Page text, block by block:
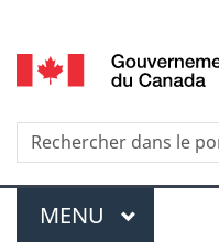
Recherche
Rechercher
dans
le
portail
Menu
MENU PRINCIPAL